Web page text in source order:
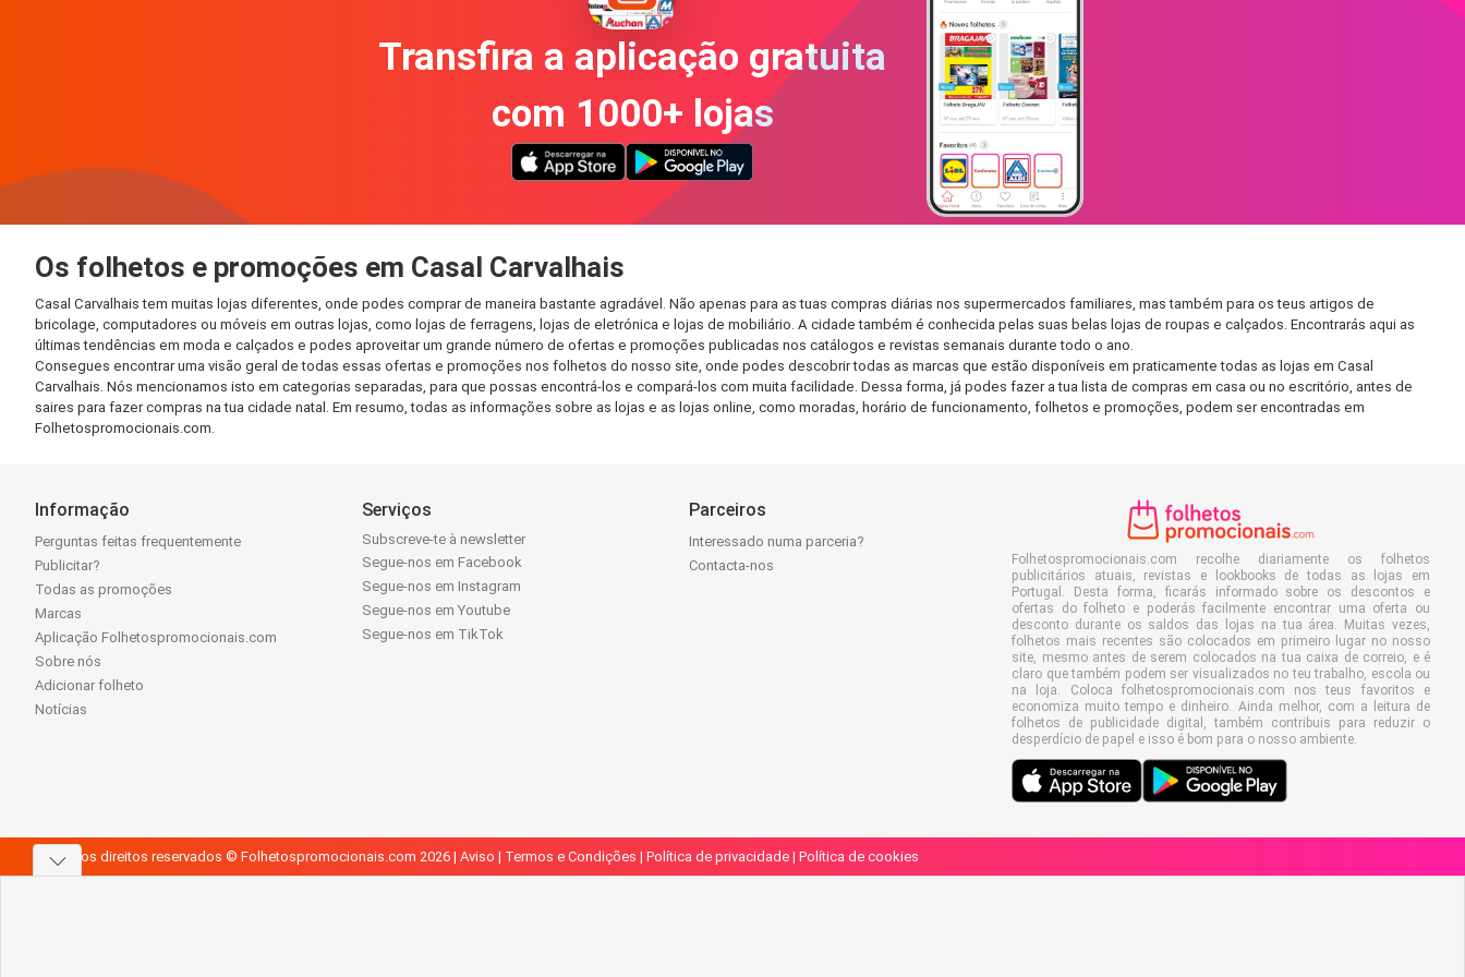
Transfira a aplicação gratuita
com 1000+ lojas
Os folhetos e promoções em Casal Carvalhais
Casal Carvalhais tem muitas lojas diferentes, onde podes comprar de maneira bastante agradável. Não apenas para as tuas compras diárias nos supermercados familiares, mas também para os teus artigos de
bricolage, computadores ou móveis em outras lojas, como lojas de ferragens, lojas de eletrónica e lojas de mobiliário. A cidade também é conhecida pelas suas belas lojas de roupas e calçados. Encontrarás aqui as
últimas tendências em moda e calçados e podes aproveitar um grande número de ofertas e promoções publicadas nos catálogos e revistas semanais durante todo o ano.
Consegues encontrar uma visão geral de todas essas ofertas e promoções nos folhetos do nosso site, onde podes descobrir todas as marcas que estão disponíveis em praticamente todas as lojas em Casal
Carvalhais. Nós mencionamos isto em categorias separadas, para que possas encontrá-los e compará-los com muita facilidade. Dessa forma, já podes fazer a tua lista de compras em casa ou no escritório, antes de
saires para fazer compras na tua cidade natal. Em resumo, todas as informações sobre as lojas e as lojas online, como moradas, horário de funcionamento, folhetos e promoções, podem ser encontradas em
Folhetospromocionais.com.
Informação
Perguntas feitas frequentemente
Publicitar?
Todas as promoções
Marcas
Aplicação Folhetospromocionais.com
Sobre nós
Adicionar folheto
Notícias
Serviços
Subscreve-te à newsletter
Segue-nos em Facebook
Segue-nos em Instagram
Segue-nos em Youtube
Segue-nos em TikTok
Parceiros
Interessado numa parceria?
Contacta-nos
Folhetospromocionais.com recolhe diariamente os folhetos
publicitários atuais, revistas e lookbooks de todas as lojas em
Portugal. Desta forma, ficarás informado sobre os descontos e
ofertas do folheto e poderás facilmente encontrar uma oferta ou
desconto durante os saldos das lojas na tua área. Muitas vezes,
folhetos mais recentes são colocados em primeiro lugar no nosso
site, mesmo antes de serem colocados na tua caixa de correio, e é
claro que também podem ser visualizados no teu trabalho, escola ou
na loja. Coloca folhetospromocionais.com nos teus favoritos e
economiza muito tempo e dinheiro. Ainda melhor, com a leitura de
folhetos de publicidade digital, também contribuis para reduzir o
desperdício de papel e isso é bom para o nosso ambiente.
Todos os direitos reservados © Folhetospromocionais.com 2026 | Aviso | Termos e Condições | Política de privacidade | Política de cookies